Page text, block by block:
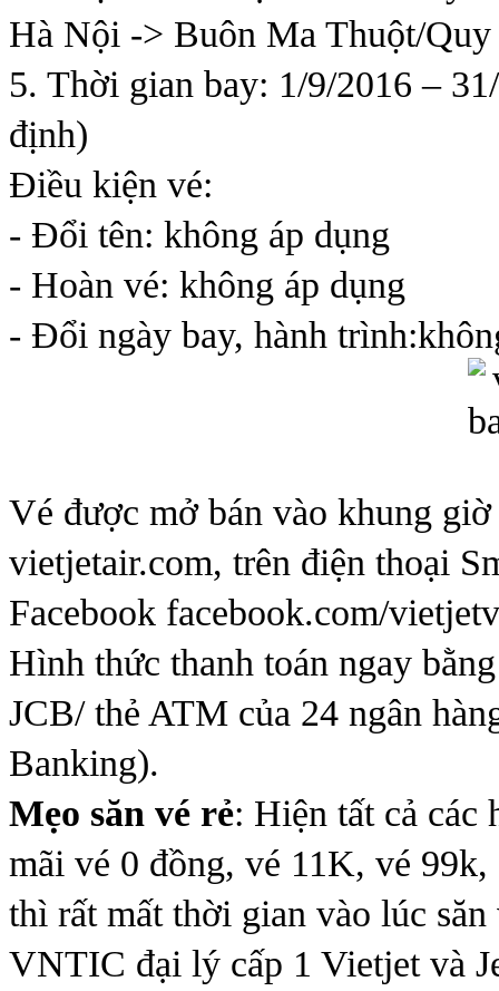
Hà Nội -> Buôn Ma Thuột/
5. Thời gian bay: 1/9/2016 –
định)
Điều kiện vé:
- Đổi tên: không áp dụng
- Hoàn vé: không áp dụng
- Đổi ngày bay, hành
Vé được mở bán vào khung
vietjetair.com, trên điện thoại
Facebook facebook.com/
Hình thức thanh toán ngay
JCB/ thẻ ATM của 24 ngân
Banking).
Mẹo săn vé rẻ: Hiện tất cả các
mãi vé 0 đồng, vé 11K, vé
thì rất mất thời gian vào lúc
VNTIC đại lý cấp 1 Vietjet và